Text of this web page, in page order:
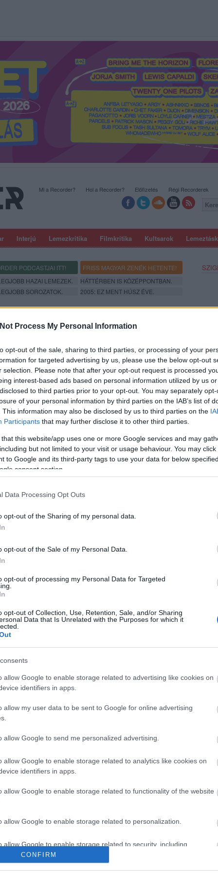
Process My Personal Information
opt-out of the sale, sharing to third parties, or processing of your
for targeted advertising by us, please use the below opt-out
selection. Please note that after your opt-out request is processed
interest-based ads based on personal information utilized by us
to third parties prior to your opt-out. You may separately
of your personal information by third parties on the IAB’s list of
This information may also be disclosed by us to third parties on the
Participants that may further disclose it to other third parties.
that this website/app uses one or more Google services and may
but not limited to your visit or usage behaviour. You may
to Google and its third-party tags to use your data for below
consent section.
Data Processing Opt Outs
opt-out of the Sharing of my personal data.
opt-out of the Sale of my Personal Data.
opt-out of processing my Personal Data for Targeted
opt-out of Collection, Use, Retention, Sale, and/or Sharing
Data that Is Unrelated with the Purposes for which it
allow Google to enable storage related to advertising like cookies on
identifiers in apps.
allow my user data to be sent to Google for online advertising
allow Google to send me personalized advertising.
allow Google to enable storage related to analytics like cookies on
identifiers in apps.
allow Google to enable storage related to functionality of the website
allow Google to enable storage related to personalization.
allow Google to enable storage related to security, including
functionality and fraud prevention, and other user protection.
CONFIRM
Interjú Lemezkritika Filmkritika Kultsarok
Mi a Recorder? Hol a Recorder? Előfizetés Régi Recorderek
PODCASTJAI ITT!
FRISS MAGYAR ZENÉK HETENTE!
HAZAI LEMEZEK.
HÁTTÉRBEN IS KÖZÉPPONTBAN.
SOROZATOK. 2005: EZ MENT HÚSZ ÉVE.
40 ÉS CEEPHAX ACID CREW A
Ceephax Acid Crew néven színesebbnél is színesebb
bővelkedő acid technójával, tökéletes vendég a kiváló
Jackson 40. szülinapi bulijára vendégmarasztaló dj-nek.
TOVÁBB →
SZÁMOK GALACTIC JACKSON
maga módján nagyon is értékes (sokszínű és elképesztően
amit nem csak titokban lehet szeretni. Ilyen őszinte, komoly
TOVÁBB →
GALACTIC JACKSON
a Recorder a kifejezetten a hetvenes-nyolcvanas évek